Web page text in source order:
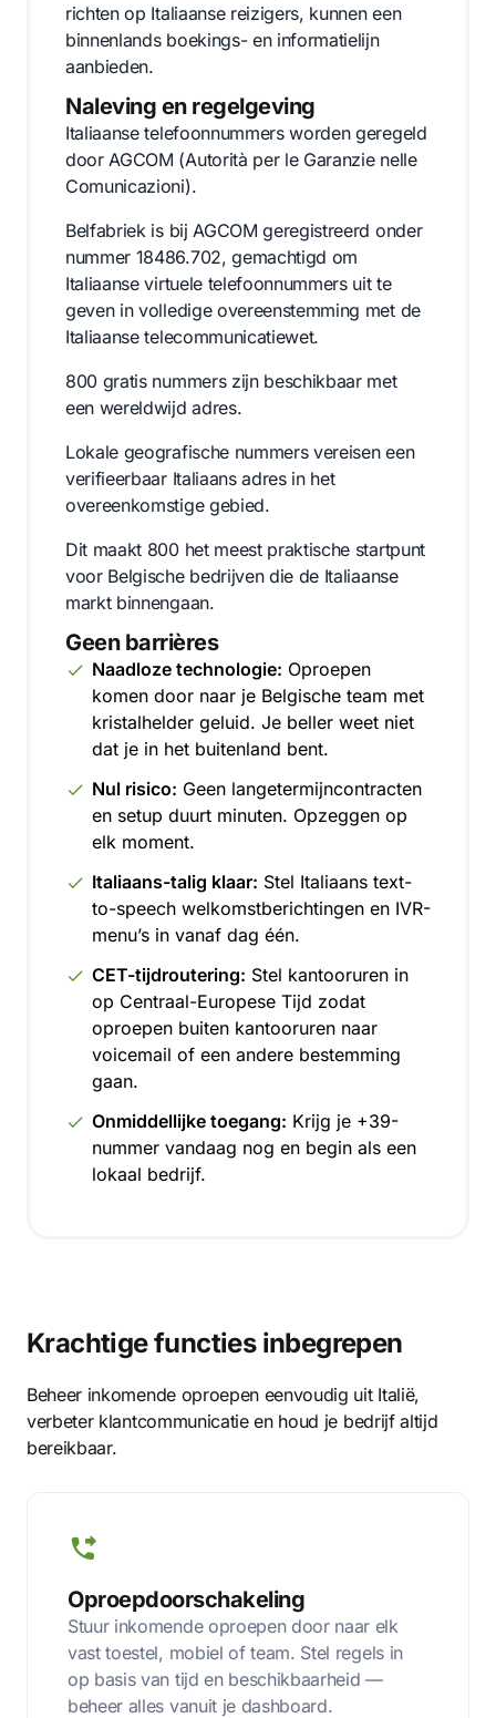
richten op Italiaanse reizigers, kunnen een
binnenlands boekings- en informatielijn
aanbieden.
Naleving en regelgeving
Italiaanse telefoonnummers worden geregeld
door AGCOM (Autorità per le Garanzie nelle
Comunicazioni).
Belfabriek is bij AGCOM geregistreerd onder
nummer 18486.702, gemachtigd om
Italiaanse virtuele telefoonnummers uit te
geven in volledige overeenstemming met de
Italiaanse telecommunicatiewet.
800 gratis nummers zijn beschikbaar met
een wereldwijd adres.
Lokale geografische nummers vereisen een
verifieerbaar Italiaans adres in het
overeenkomstige gebied.
Dit maakt 800 het meest praktische startpunt
voor Belgische bedrijven die de Italiaanse
markt binnengaan.
Geen barrières
Naadloze technologie: Oproepen
komen door naar je Belgische team met
kristalhelder geluid. Je beller weet niet
dat je in het buitenland bent.
Nul risico: Geen langetermijncontracten
en setup duurt minuten. Opzeggen op
elk moment.
Italiaans-talig klaar: Stel Italiaans text-
to-speech welkomstberichtingen en IVR-
menu’s in vanaf dag één.
CET-tijdroutering: Stel kantooruren in
op Centraal-Europese Tijd zodat
oproepen buiten kantooruren naar
voicemail of een andere bestemming
gaan.
Onmiddellijke toegang: Krijg je +39-
nummer vandaag nog en begin als een
lokaal bedrijf.
Krachtige functies inbegrepen
Beheer inkomende oproepen eenvoudig uit Italië,
verbeter klantcommunicatie en houd je bedrijf altijd
bereikbaar.
Oproepdoorschakeling
Stuur inkomende oproepen door naar elk
vast toestel, mobiel of team. Stel regels in
op basis van tijd en beschikbaarheid —
beheer alles vanuit je dashboard.